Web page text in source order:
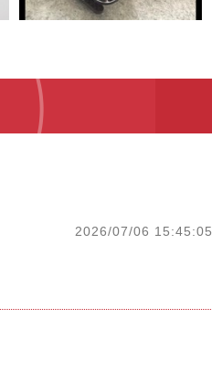
2026/07/06 15:45:05